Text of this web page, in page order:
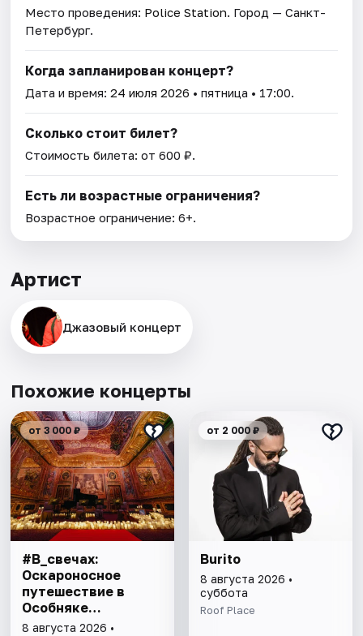
Место проведения: Police Station. Город — Санкт-
Петербург.
Когда запланирован концерт?
Дата и время:24 июля 2026 • пятница • 17:00.
Сколько стоит билет?
Стоимость билета: от 600 ₽.
Есть ли возрастные ограничения?
Возрастное ограничение: 6+.
Артист
Джазовый концерт
Похожие концерты
от 3 000 ₽
#В_свечах:
Оскароносное
путешествие в
Особняке
Половцова
8 августа 2026 •
от 2 000 ₽
Burito
8 августа 2026 •
суббота
Roof Place